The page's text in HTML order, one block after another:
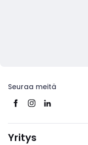
Seuraa meitä
Yritys